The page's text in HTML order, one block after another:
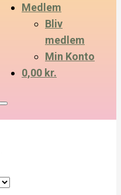
Medlem
Bliv
medlem
Min Konto
0,00 kr.